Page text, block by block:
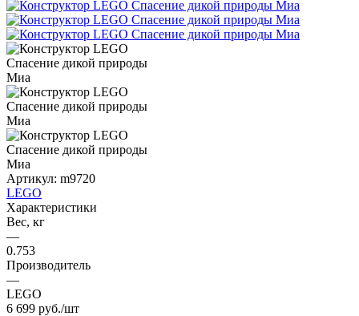
Артикул: m9720
LEGO
Характеристики
Вес, кг
—
0.753
Производитель
—
LEGO
6 699 руб./шт